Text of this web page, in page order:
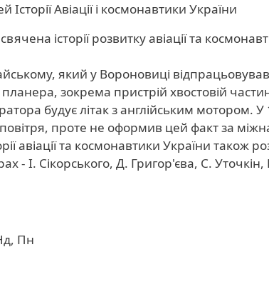
Авіації і космонавтики України
історії розвитку авіації та
який у Вороновиці
планера, зокрема пристрій хвостовій
будує літак з англійським мотором.
повітря, проте не оформив цей факт за
авіації та космонавтики України також
- І. Сікорського, Д. Григор'єва, С.
Пн